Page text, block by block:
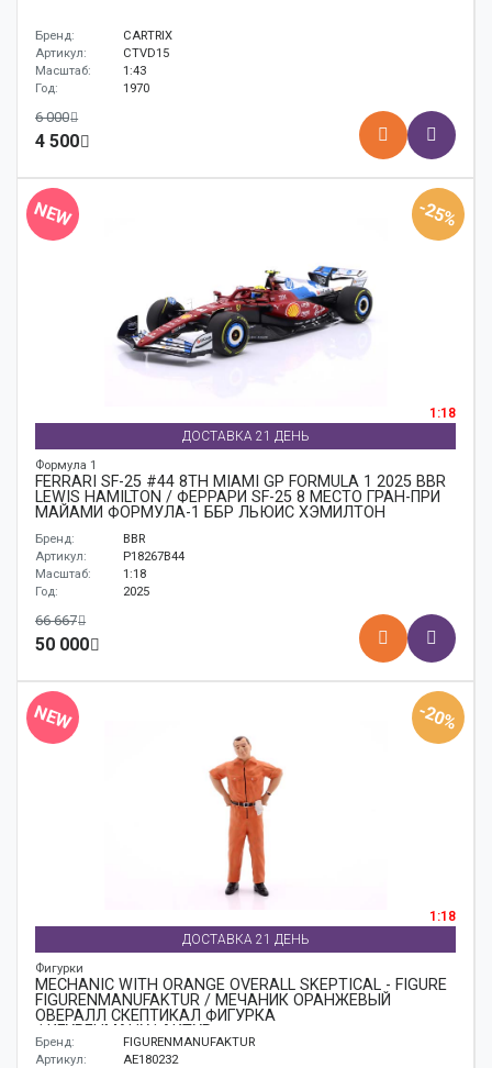
Бренд:
CARTRIX
Артикул:
CTVD15
Масштаб:
1:43
Год:
1970
6 000
4 500
NEW -25%
1:18
ДОСТАВКА 21 ДЕНЬ
Формула 1
FERRARI SF-25 #44 8TH MIAMI GP FORMULA 1 2025 BBR
LEWIS HAMILTON / ФЕРРАРИ SF-25 8 МЕСТО ГРАН-ПРИ
МАЙАМИ ФОРМУЛА-1 ББР ЛЬЮИС ХЭМИЛТОН
Бренд:
BBR
Артикул:
P18267B44
Масштаб:
1:18
Год:
2025
66 667
50 000
NEW -20%
1:18
ДОСТАВКА 21 ДЕНЬ
Фигурки
MECHANIC WITH ORANGE OVERALL SKEPTICAL - FIGURE
FIGURENMANUFAKTUR / МЕЧАНИК ОРАНЖЕВЫЙ
ОВЕРАЛЛ СКЕПТИКАЛ ФИГУРКА
ФИГУРЕНМАНУФАКТУР
Бренд:
FIGURENMANUFAKTUR
Артикул:
AE180232